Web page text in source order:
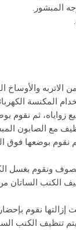
المبشور.
الاتربه والأوساخ
المكنسة
زواياه، ثم نقوم
مع الصابون
نقوم بوضعها فوق
ونقوم بغسل
الكنب الساتان
إزالتها نقوم
تنظيف الكنب